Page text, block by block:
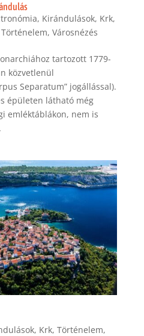
, Kirándulások, Krk,
Történelem, Városnézés
tartozott 1779-
közvetlenül
Separatum” jogállással).
épületen látható még
emléktáblákon, nem is
, Krk, Történelem,